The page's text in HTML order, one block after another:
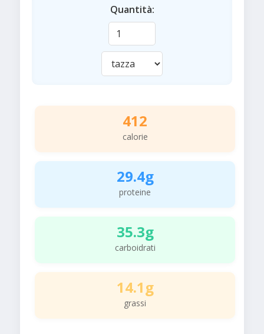
Quantità:
412
calorie
29.4g
proteine
35.3g
carboidrati
14.1g
grassi